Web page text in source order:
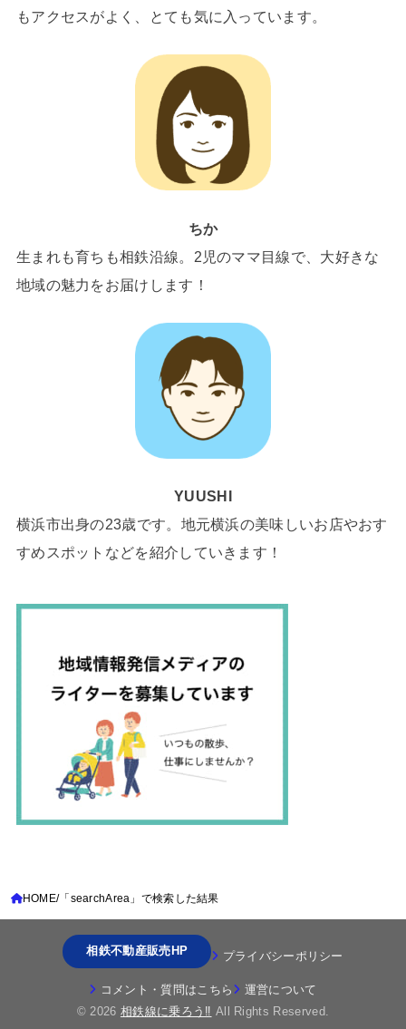
もアクセスがよく、とても気に入っています。
ちか
生まれも育ちも相鉄沿線。2児のママ目線で、大好きな
地域の魅力をお届けします！
YUUSHI
横浜市出身の23歳です。地元横浜の美味しいお店やおす
すめスポットなどを紹介していきます！
HOME 「searchArea」で検索した結果
相鉄不動産販売HP プライバシーポリシー
コメント・質問はこちら
運営について
© 2026 相鉄線に乗ろう‼ All Rights Reserved.